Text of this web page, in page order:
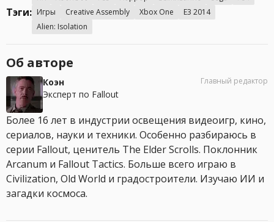
Тэги: Игры
Creative Assembly Xbox One
E3 2014
Alien: Isolation
Об авторе
Коэн
Эксперт по Fallout
Главный редактор
Более 16 лет в индустрии освещения видеоигр, кино,
сериалов, науки и техники. Особенно разбираюсь в
серии Fallout, ценитель The Elder Scrolls. Поклонник
Arcanum и Fallout Tactics. Больше всего играю в
Civilization, Old World и градостроители. Изучаю ИИ и
загадки космоса.